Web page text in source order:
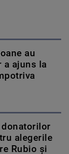
au
a ajuns la
donatorilor
alegerile
Rubio și